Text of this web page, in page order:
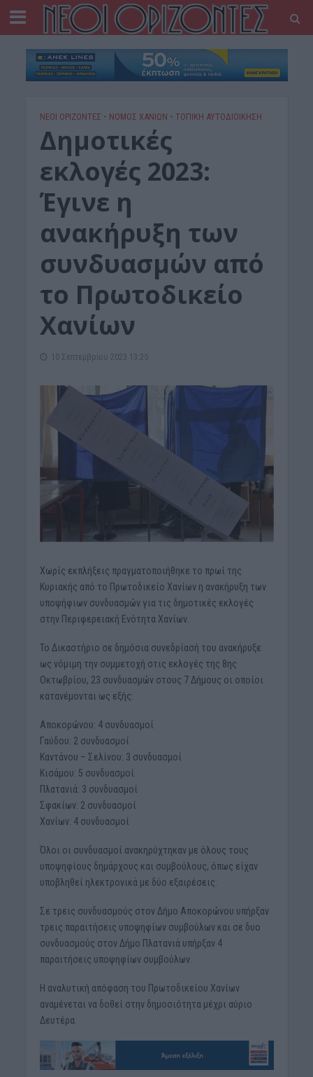
ΝΕΟΙ ΟΡΙΖΟΝΤΕΣ • ΝΟΜΌΣ ΧΑΝΊΩΝ • ΤΟΠΙΚΗ ΑΥΤΟΔΙΟΙΚΗΣΗ
Δημοτικές
εκλογές 2023:
Έγινε η
ανακήρυξη των
συνδυασμών από
το Πρωτοδικείο
Χανίων
10 Σεπτεμβρίου 2023 13:25
Χωρίς εκπλήξεις πραγματοποιήθηκε το πρωί της
Κυριακής από το Πρωτοδικείο Χανίων η ανακήρυξη των
υποψήφιων συνδυασμών για τις δημοτικές εκλογές
στην Περιφερειακή Ενότητα Χανίων.
Το Δικαστήριο σε δημόσια συνεδρίασή του ανακήρυξε
ως νόμιμη την συμμετοχή στις εκλογές της 8ης
Οκτωβρίου, 23 συνδυασμών στους 7 Δήμους οι οποίοι
κατανέμονται ως εξής:
Αποκορώνου: 4 συνδυασμοί
Γαύδου: 2 συνδυασμοί
Καντάνου – Σελίνου: 3 συνδυασμοί
Κισάμου: 5 συνδυασμοί
Πλατανιά: 3 συνδυασμοί
Σφακίων: 2 συνδυασμοί
Χανίων: 4 συνδυασμοί
Όλοι οι συνδυασμοί ανακηρύχτηκαν με όλους τους
υποψηφίους δημάρχους και συμβούλους, όπως είχαν
υποβληθεί ηλεκτρονικά με δύο εξαιρέσεις.
Σε τρεις συνδυασμούς στον Δήμο Αποκορώνου υπήρξαν
τρεις παραιτήσεις υποψηφίων συμβούλων και σε δυο
συνδυασμούς στον Δήμο Πλατανιά υπήρξαν 4
παραιτήσεις υποψηφίων συμβούλων.
Η αναλυτική απόφαση του Πρωτοδικείου Χανίων
αναμένεται να δοθεί στην δημοσιότητα μέχρι αύριο
Δευτέρα.